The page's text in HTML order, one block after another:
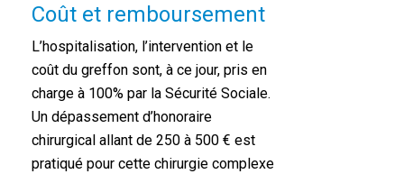
Coût et remboursement
L’hospitalisation, l’intervention et le
coût du greffon sont, à ce jour, pris en
charge à 100% par la Sécurité Sociale.
Un dépassement d’honoraire
chirurgical allant de 250 à 500 € est
pratiqué pour cette chirurgie complexe